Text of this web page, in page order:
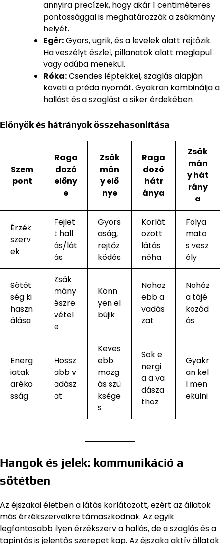
annyira precízek, hogy akár 1 centiméteres
pontossággal is meghatározzák a zsákmány
helyét.
Egér:Gyors, ugrik, és a levelek alatt rejtőzik.
Ha veszélyt észlel, pillanatok alatt meglapul
vagy odúba menekül.
Róka:Csendes léptekkel, szaglás alapján
követi a préda nyomát. Gyakran kombinálja a
hallást és a szaglást a siker érdekében.
Előnyök és hátrányok összehasonlítása
Szem
pont
Raga
dozó
előny
e
Zsák
mán
y elő
nye
Raga
dozó
hátr
ánya
Zsák
mán
y hát
rány
a
Érzék
szerv
ek
Fejlet
t hall
ás/lát
ás
Gyors
aság,
rejtőz
ködés
Korlát
ozott
látás
néha
Folya
mato
s vesz
ély
Sötét
ség ki
haszn
álása
Zsák
mány
észre
vétel
e
Könn
yen el
bújik
Nehez
ebb a
vadás
zat
Nehéz
a tájé
kozód
ás
Energ
iatak
aréko
sság
Hossz
abb v
adász
at
Keves
ebb
mozg
ás szü
ksége
s
Sok e
nergi
a a va
dásza
thoz
Gyakr
an kel
l men
ekülni
Hangok és jelek: kommunikáció a
sötétben
Az éjszakai életben a látás korlátozott, ezért az állatok
más érzékszerveikre támaszkodnak. Az egyik
legfontosabb ilyen érzékszerv a hallás, de a szaglás és a
tapintás is jelentős szerepet kap. Az éjszaka aktív állatok